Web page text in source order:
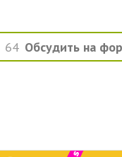
64 Обсудить на